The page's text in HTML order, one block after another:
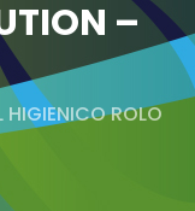
–
HIGIENICO ROLO